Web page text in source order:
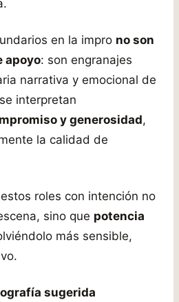
en la impro no son
apoyo: son engranajes
narrativa y emocional de
interpretan
y generosidad,
la calidad de
roles con intención no
sino que potencia
más sensible,
sugerida